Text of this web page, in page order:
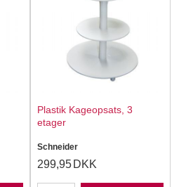
Plastik Kageopsats, 3
etager
Schneider
299,95 DKK